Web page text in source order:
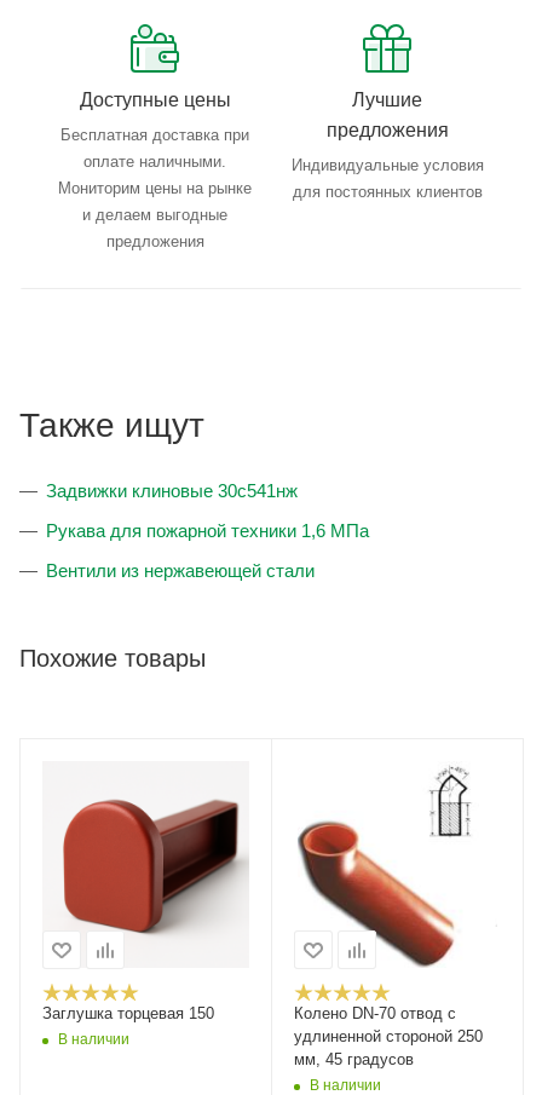
Доступные цены
Бесплатная доставка при
оплате наличными.
Мониторим цены на рынке
и делаем выгодные
предложения
Лучшие
предложения
Индивидуальные условия
для постоянных клиентов
Также ищут
Задвижки клиновые 30с541нж
Рукава для пожарной техники 1,6 МПа
Вентили из нержавеющей стали
Похожие товары
Заглушка торцевая 150
В наличии
Колено DN-70 отвод с
удлиненной стороной 250
мм, 45 градусов
В наличии